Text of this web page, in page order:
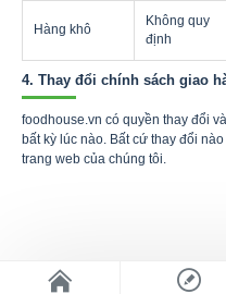
Hàng khô
Không quy
định
4. Thay đổi chính sách giao
foodhouse.vn có quyền thay đổi
bất kỳ lúc nào. Bất cứ thay đổi
trang web của chúng tôi.